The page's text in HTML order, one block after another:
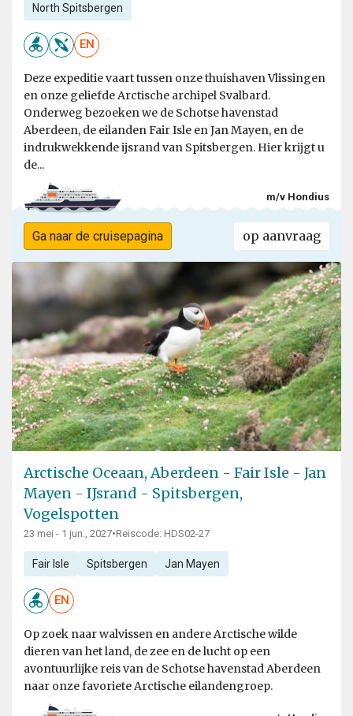
North Spitsbergen
EN
Deze expeditie vaart tussen onze thuishaven Vlissingen
en onze geliefde Arctische archipel Svalbard.
Onderweg bezoeken we de Schotse havenstad
Aberdeen, de eilanden Fair Isle en Jan Mayen, en de
indrukwekkende ijsrand van Spitsbergen. Hier krijgt u
de...
m/v Hondius
Ga naar de cruisepagina op aanvraag
Arctische Oceaan, Aberdeen - Fair Isle - Jan
Mayen - IJsrand - Spitsbergen,
Vogelspotten
23 mei - 1 jun., 2027•Reiscode: HDS02-27
Fair Isle Spitsbergen Jan Mayen
EN
Op zoek naar walvissen en andere Arctische wilde
dieren van het land, de zee en de lucht op een
avontuurlijke reis van de Schotse havenstad Aberdeen
naar onze favoriete Arctische eilandengroep.